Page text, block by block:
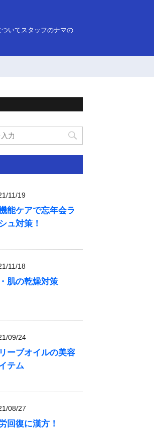
いてスタッフのナマの
11/19
能ケアで忘年会ラ
ュ対策！
11/18
肌の乾燥対策
09/24
ーブオイルの美容
テム
08/27
回復に漢方！